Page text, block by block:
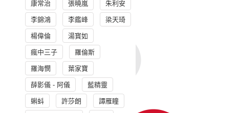
康常治 張曉嵐 朱利安
李錦鴻 李鑑峰 梁天琦
楊偉倫 湯寳如
瘋中三子 羅倫斯
羅海憫 葉家寶
薛影儀 - 阿儀 藍精靈
蝌蚪 許莎朗 譚雁瞳